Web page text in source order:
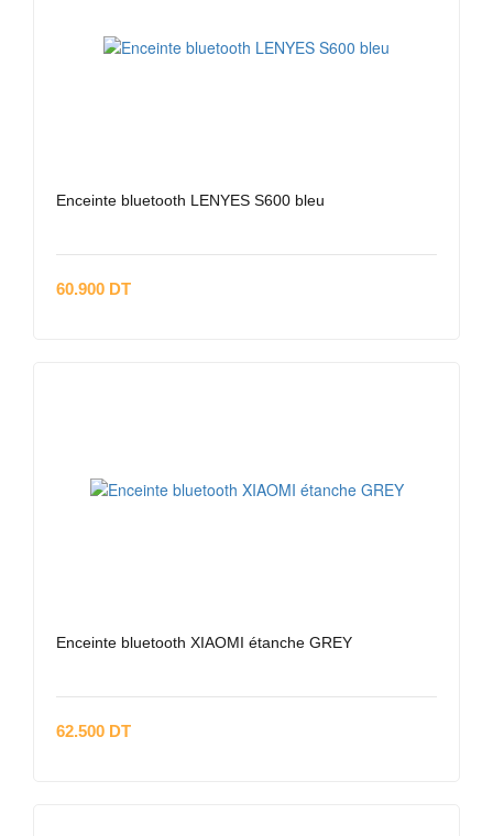
Enceinte bluetooth LENYES S600 bleu
60.900 DT
Enceinte bluetooth XIAOMI étanche GREY
62.500 DT